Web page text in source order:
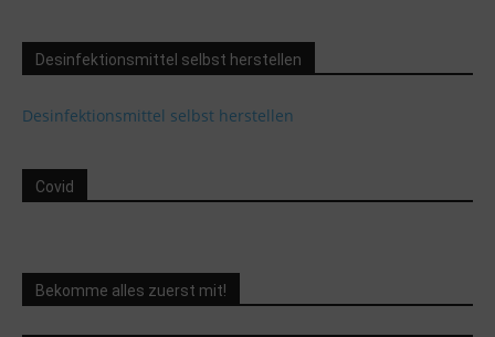
Desinfektionsmittel selbst herstellen
Desinfektionsmittel selbst herstellen
Covid
Bekomme alles zuerst mit!